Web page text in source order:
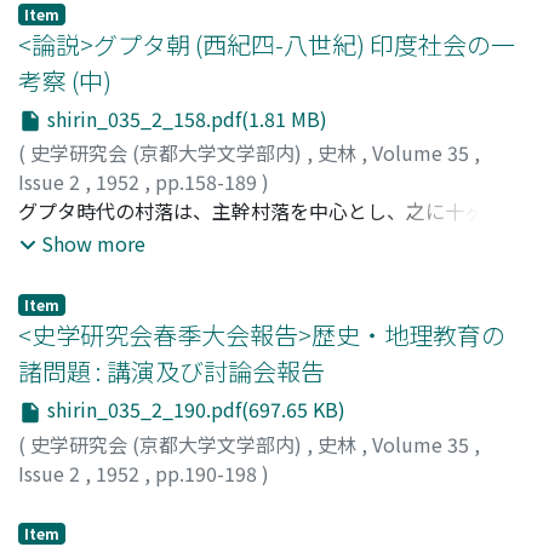
村々の池を利用し尽して而も尚極めて不利な条件を甘受し
つつも買田池懸りを脱し得ない、与北以外の村々の立場は
極めて微妙である。買田池への溜込水の水源は金倉・土器
の両河川にあり、他地方に例稀な強力な引水権を有して居
り、斯る引水権の存在、又成立の過程も特徴的な事柄であ
る。
とつて実証的に究明せんとしたものである。住吉社の荘園
であつた堺浦は、仁治頃より荘園領主春日社興福寺の勢力
を背景に漁港に発展した。此の場合、堺は荘園領主の居住
都市の従属都市に過ぎなかつたが、南北前動乱期に武家方
の兵站地として港町に発展したのを第一段階、応仁大乱を
第二段階の契機として飛躍的に発展する、即ち港町として
堺が発逹する時、荘園的封鎖性に対して開放性がもたらさ
れると共に消費都市化し、更に領主権圧力の稀簿さに対す
る町人勢力の増大によつて都市自治の発展等、そこに堺の
係は、経済的には堺が奈良を従属都市化し、その町人勢力
は両都市の文化交流を促進すると共に、奈良をも近世的封
建都市へ指向せしめることになつた。
Item
<論説>グプタ朝 (西紀四-八世紀) 印度社会の一
考察 (中)
shirin_035_2_158.pdf(1.81 MB)
( 史学研究会 (京都大学文学部内) , 史林 , Volume 35 ,
Issue 2 , 1952 , pp.158-189 )
佐藤, 圭四郎;Sato, Keishiro;サトウ, ケイシロウ
グプタ時代の村落は、主幹村落を中心とし、之に十ヶ内外
の小村が附帯した村落集団を形成している。その構成員
隷農 kutumbika などの隷属民が加わる。農民は支族 kula
を血縁的紐帯とした家族 kutumba の成員であつて、村内
の耕地に持分地 pratyaya をもつ。之は村内の各処に分散
した條地集団に分属した多くの條地 pattti より成り、六
頭の牛に牽かれる犂一対によつて耕作され得る広さであ
り、之には園地・宅地・家屋が附帯しており、農民の家族
が永久に伝承すべきものである。之に対し、隷属民は農民
家屋と家族を持つて独立の家計を営んだが、その占有地の
Show more
Item
<史学研究会春季大会報告>歴史・地理教育の
諸問題 : 講演及び討論会報告
shirin_035_2_190.pdf(697.65 KB)
( 史学研究会 (京都大学文学部内) , 史林 , Volume 35 ,
Issue 2 , 1952 , pp.190-198 )
Item